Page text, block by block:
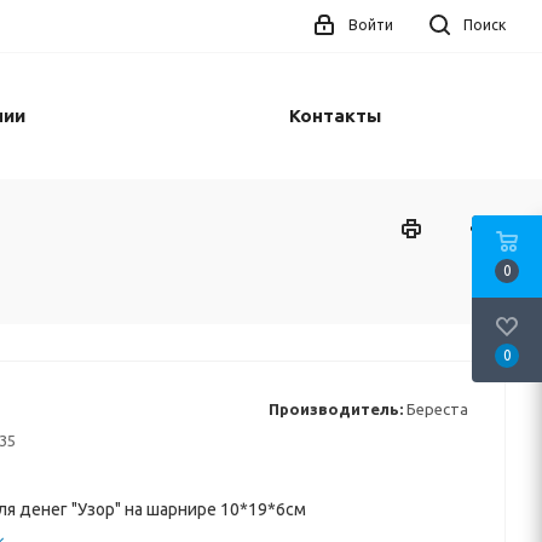
Поиск
Войти
Контакты
Производитель: Береста
денег "Узор" на шарнире 10*19*6см
0
0